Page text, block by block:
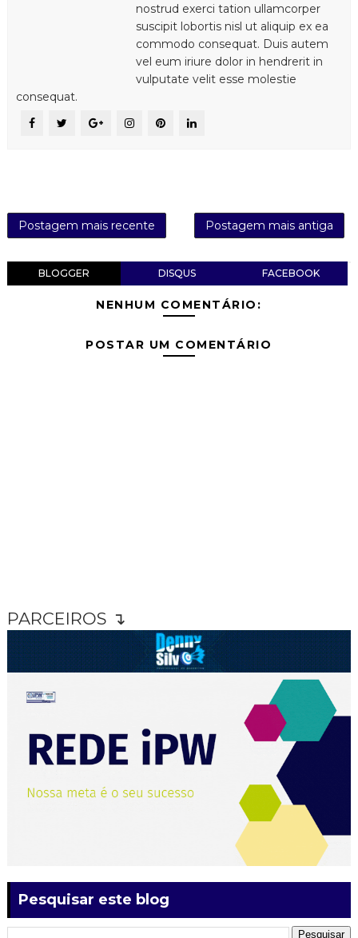
nostrud exerci tation ullamcorper
suscipit lobortis nisl ut aliquip ex ea
commodo consequat. Duis autem
vel eum iriure dolor in hendrerit in
vulputate velit esse molestie
consequat.
Postagem mais recente Postagem mais antiga
BLOGGER DISQUS FACEBOOK
NENHUM COMENTÁRIO:
POSTAR UM COMENTÁRIO
PARCEIROS ↴
Pesquisar este blog